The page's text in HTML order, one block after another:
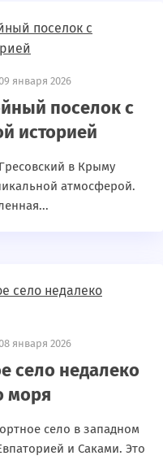
января 2026
поселок с
историей
в Крыму
атмосферой.
января 2026
село недалеко
моря
село в западном
и Саками. Это